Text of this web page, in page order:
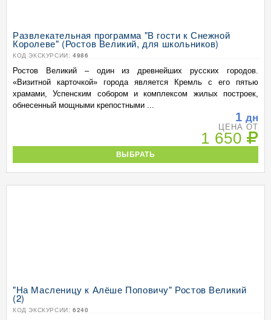
Развлекательная программа "В гости к Снежной
Королеве" (Ростов Великий, для школьников)
КОД ЭКСКУРСИИ: 4986
Ростов Великий – один из древнейших русских городов.
«Визитной карточкой» города является Кремль с его пятью
храмами, Успенским собором и комплексом жилых построек,
обнесенный мощными крепостными ...
1 дн
ЦЕНА ОТ
1 650
ВЫБРАТЬ
"На Масленицу к Алёше Поповичу" Ростов Великий
(2)
КОД ЭКСКУРСИИ: 6240